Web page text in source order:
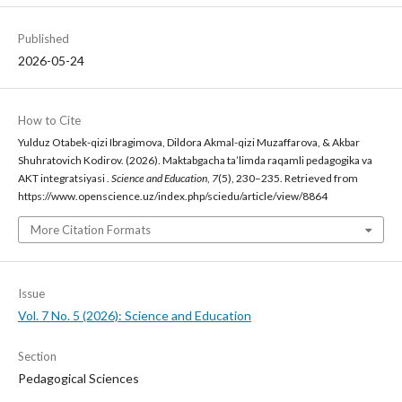
Published
2026-05-24
How to Cite
Yulduz Otabek-qizi Ibragimova, Dildora Akmal-qizi Muzaffarova, & Akbar
Shuhratovich Kodirov. (2026). Maktabgacha ta’limda raqamli pedagogika va
AKT integratsiyasi . Science and Education, 7(5), 230–235. Retrieved from
https://www.openscience.uz/index.php/sciedu/article/view/8864
More Citation Formats
Issue
Vol. 7 No. 5 (2026): Science and Education
Section
Pedagogical Sciences